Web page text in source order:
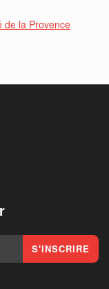
de la Provence